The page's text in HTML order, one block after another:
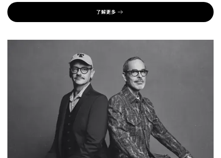
了解更多